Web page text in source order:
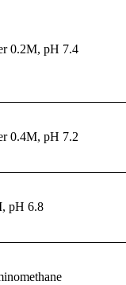
0.2M, pH 7.4
0.4M, pH 7.2
pH 6.8